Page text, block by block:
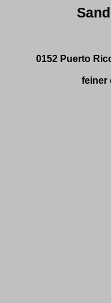
0152 Puerto
feiner